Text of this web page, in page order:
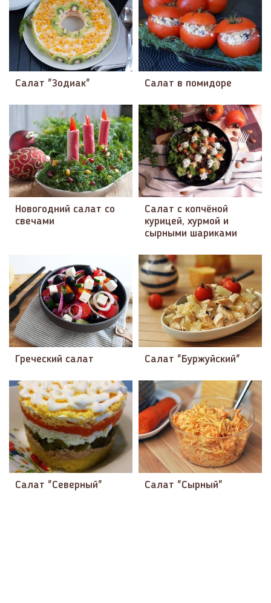
Салат "Зодиак" Салат в помидоре
Новогодний салат со
свечами
Салат с копчёной
курицей, хурмой и
сырными шариками
Греческий салат Салат "Буржуйский"
Салат "Северный" Салат "Сырный"